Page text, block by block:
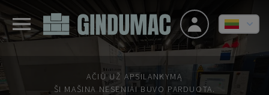
AČIŪ UŽ APSILANKYMĄ
ŠI MAŠINA NESENIAI BUVO PARDUOTA.